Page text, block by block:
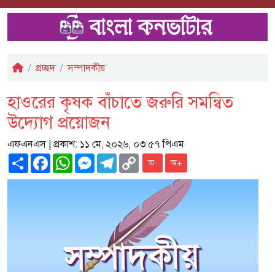
প্রচ্ছদ সম্পাদকীয়
হাওরের কৃষক বাঁচাতে জরুরি সমন্বিত
উদ্যোগ প্রয়োজন
এফএনএস | প্রকাশ: ১১ মে, ২০২৬, ০৩:৫৭ পিএম
ShareFacebookWhatsAppMessenger
Telegram
Copy
Link
অ- অ+